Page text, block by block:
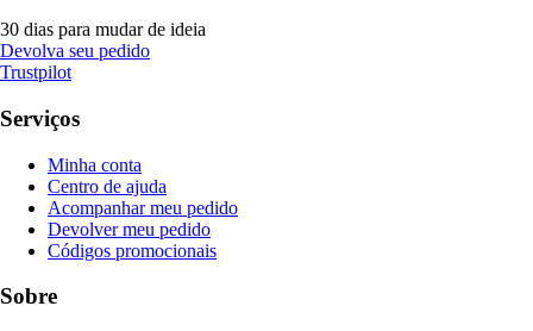
30 dias para mudar de ideia
Devolva seu pedido
Trustpilot
Serviços
Minha conta
Centro de ajuda
Acompanhar meu pedido
Devolver meu pedido
Códigos promocionais
Sobre